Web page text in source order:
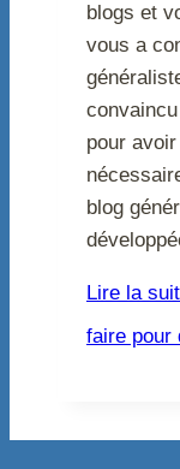
blogs et
vous a
pour
blog
Lire la
faire pour